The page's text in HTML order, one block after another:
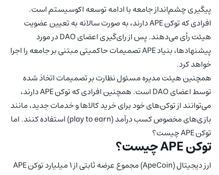
پیگیری چشم‌انداز جامعه با ادامه توسعه اکوسیستم است.
افرادی که توکن APE دارند، به صورت سالانه به تعیین عضویت
هیئت رأی می‌دهند. پس از رای‌گیری اعضای DAO در مورد
پیشنهادها، بنیاد APE تصمیمات حاکمیتی مبتنی بر جامعه را اجرا
خواهد کرد.
همچنین هیئت مدیره مسئول نظارت بر تصمیمات اتخاذ شده
توسط اعضای DAO است. همچنین افرادی که توکن APE دارند،
می‌توانند از توکن‌های خود برای خرید کالاها و خدمات جدید، مانند
بازی‌های مخصوص کسب درآمد (play to earn) استفاده کنند. اما
توکن APE چیست؟
توکن APE چیست؟
ارز دیجیتال (ApeCoin) مجموع عرضه ثابتی از 1 میلیارد توکن APE